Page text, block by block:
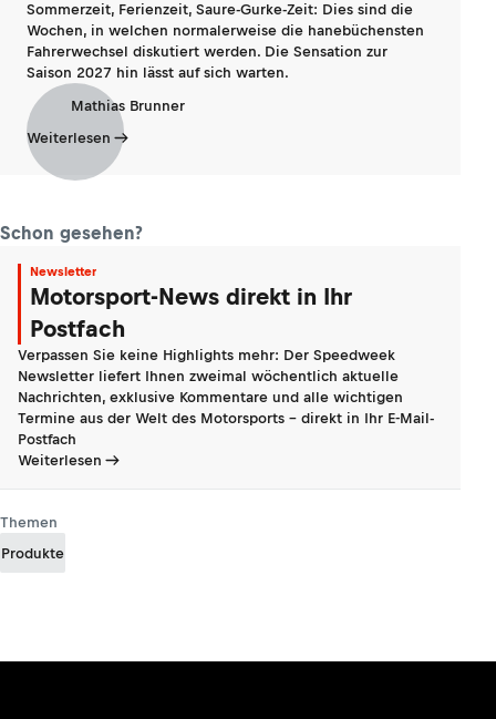
Sommerzeit, Ferienzeit, Saure-Gurke-Zeit: Dies sind die
Wochen, in welchen normalerweise die hanebüchensten
Fahrerwechsel diskutiert werden. Die Sensation zur
Saison 2027 hin lässt auf sich warten.
Mathias Brunner
Weiterlesen
Schon gesehen?
Newsletter
Motorsport-News direkt in Ihr
Postfach
Verpassen Sie keine Highlights mehr: Der Speedweek
Newsletter liefert Ihnen zweimal wöchentlich aktuelle
Nachrichten, exklusive Kommentare und alle wichtigen
Termine aus der Welt des Motorsports - direkt in Ihr E-Mail-
Postfach
Weiterlesen
Themen
Produkte